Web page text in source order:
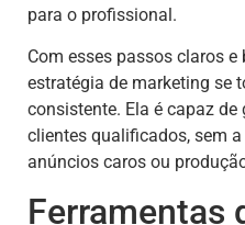
para o profissional.
Com esses passos claros
estratégia de marketing se
consistente. Ela é capaz
clientes qualificados, sem
anúncios caros ou
Ferramentas